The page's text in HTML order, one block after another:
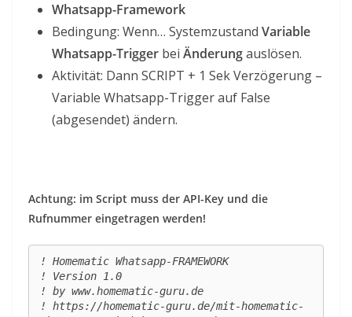
Whatsapp-Framework
Bedingung: Wenn… Systemzustand Variable
Whatsapp-Trigger bei Änderungauslösen.
Aktivität: Dann SCRIPT + 1 Sek Verzögerung –
Variable Whatsapp-Trigger auf False
(abgesendet) ändern.
Achtung: im Script muss der API-Key und die
Rufnummer eingetragen werden!
! Homematic Whatsapp-FRAMEWORK
! Version 1.0
! by www.homematic-guru.de
! https://homematic-guru.de/mit-homematic-